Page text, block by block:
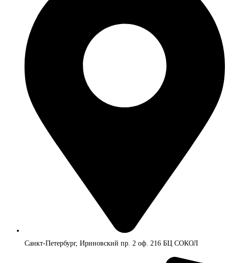
Санкт-Петербург, Ириновский пр. 2 оф. 216 БЦ СОКОЛ